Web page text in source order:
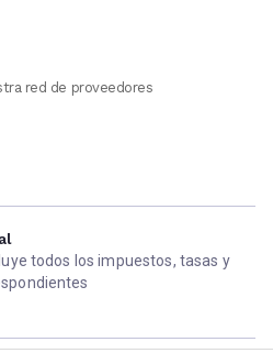
red de proveedores
todos los impuestos, tasas y